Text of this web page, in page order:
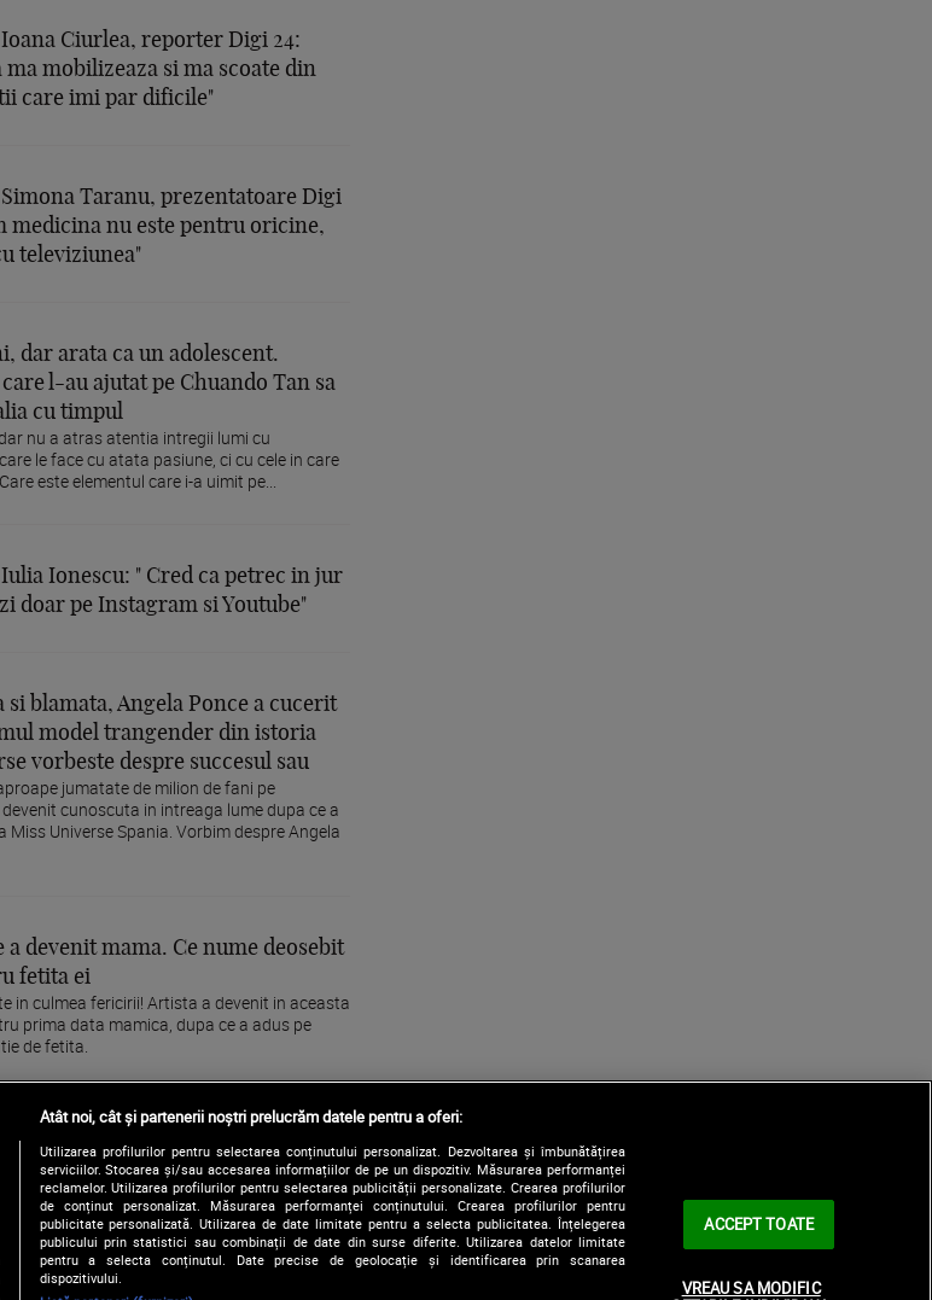
Ciurlea, reporter Digi 24:
ma mobilizeaza si ma scoate din
care imi par dificile"
Taranu, prezentatoare Digi
medicina nu este pentru oricine,
televiziunea"
dar arata ca un adolescent.
l-au ajutat pe Chuando Tan sa
cu timpul
nu a atras atentia intregii lumi cu
le face cu atata pasiune, ci cu cele in care
este elementul care i-a uimit pe...
Ionescu: " Cred ca petrec in jur
doar pe Instagram si Youtube"
si blamata, Angela Ponce a cucerit
model trangender din istoria
vorbeste despre succesul sau
jumatate de milion de fani pe
cunoscuta in intreaga lume dupa ce a
Universe Spania. Vorbim despre Angela
a devenit mama. Ce nume deosebit
fetita ei
in culmea fericirii! Artista a devenit in aceasta
prima data mamica, dupa ce a adus pe
de fetita.
120 121 122 123 124 125
Atât noi, cât și partenerii noștri prelucrăm datele pentru a oferi:
Utilizarea profilurilor pentru selectarea conținutului personalizat. Dezvoltarea și îmbunătățirea
serviciilor. Stocarea și/sau accesarea informațiilor de pe un dispozitiv. Măsurarea performanței
reclamelor. Utilizarea profilurilor pentru selectarea publicității personalizate. Crearea profilurilor
de conținut personalizat. Măsurarea performanței conținutului. Crearea profilurilor pentru
publicitate personalizată. Utilizarea de date limitate pentru a selecta publicitatea. Înțelegerea
publicului prin statistici sau combinații de date din surse diferite. Utilizarea datelor limitate
pentru a selecta conținutul. Date precise de geolocație și identificarea prin scanarea
dispozitivului.
ACCEPT TOATE
VREAU SA MODIFIC